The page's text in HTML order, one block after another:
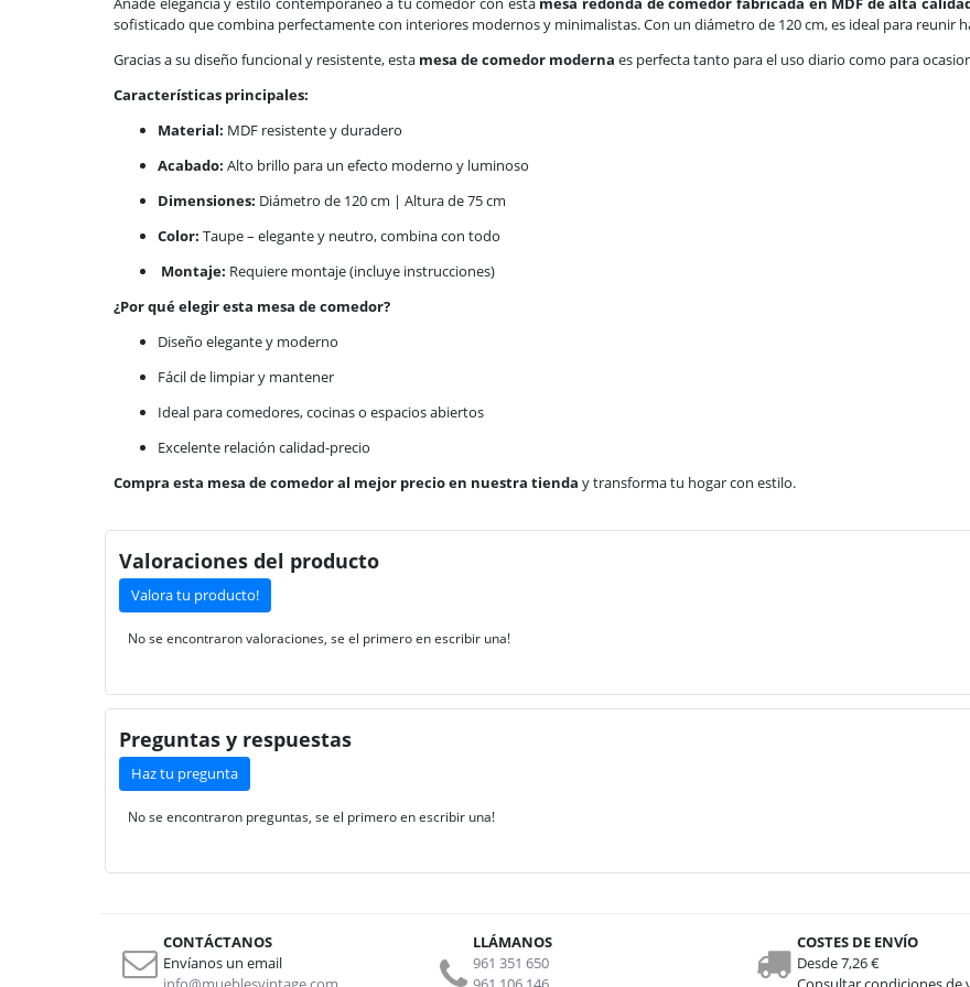
sofisticado que combina perfectamente con interiores modernos y minimalistas. Con un diámetro de 120 cm, es ideal para reunir
Gracias a su diseño funcional y resistente, esta mesa de comedor moderna es perfecta tanto para el uso diario como para
Características principales:
Material: MDF resistente y duradero
Acabado: Alto brillo para un efecto moderno y luminoso
Dimensiones: Diámetro de 120 cm | Altura de 75 cm
Color: Taupe – elegante y neutro, combina con todo
Montaje: Requiere montaje (incluye instrucciones)
¿Por qué elegir esta mesa de comedor?
Diseño elegante y moderno
Fácil de limpiar y mantener
Ideal para comedores, cocinas o espacios abiertos
Excelente relación calidad-precio
Compra esta mesa de comedor al mejor precio en nuestra tienda y transforma tu hogar con estilo.
Valoraciones del producto
Valora tu producto!
No se encontraron valoraciones, se el primero en escribir una!
Preguntas y respuestas
Haz tu pregunta
No se encontraron preguntas, se el primero en escribir una!
CONTÁCTANOS
Envíanos un email
LLÁMANOS
961 351 650
COSTES DE ENVÍO
Desde 7,26 €